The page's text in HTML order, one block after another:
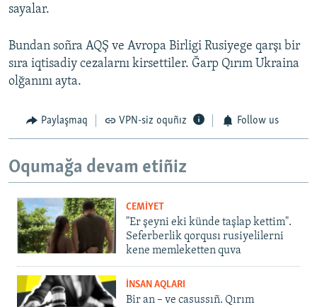
sayalar.
Bundan soñra AQŞ ve Avropa Birligi Rusiyege qarşı bir
sıra iqtisadiy cezalarnı kirsettiler. Ğarp Qırım Ukraina
olğanını ayta.
Paylaşmaq VPN-siz oquñız Follow us
Oqumağa devam etiñiz
CEMİYET
"Er şeyni eki künde taşlap kettim".
Seferberlik qorqusı rusiyelilerni
kene memleketten quva
İNSAN AQLARI
Bir an – ve casussıñ. Qırım